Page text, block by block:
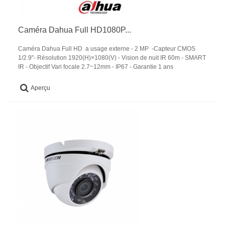
Caméra Dahua Full HD1080P...
Caméra Dahua Full HD a usage externe - 2 MP -Capteur CMOS
1/2.9"- Résolution 1920(H)×1080(V) - Vision de nuit IR 60m - SMART
IR - Objectif Vari focale 2.7~12mm - IP67 - Garantie 1 ans
Aperçu